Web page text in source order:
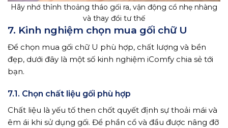
Hãy nhớ thỉnh thoảng tháo gối ra, vận động cổ nhẹ nhàng
và thay đổi tư thế
7. Kinh nghiệm chọn mua gối chữ U
Để chọn mua gối chữ U phù hợp, chất lượng và bền
đẹp, dưới đây là một số kinh nghiệm iComfy chia sẻ tới
bạn.
7.1. Chọn chất liệu gối phù hợp
Chất liệu là yếu tố then chốt quyết định sự thoải mái và
êm ái khi sử dụng gối. Để phần cổ và đầu được nâng đỡ